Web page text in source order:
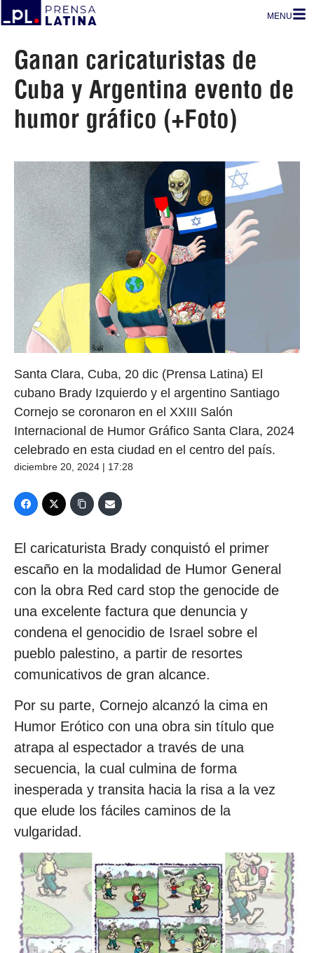
MENU
Ganan caricaturistas de
Cuba y Argentina evento de
humor gráfico (+Foto)
Santa Clara, Cuba, 20 dic (Prensa Latina) El
cubano Brady Izquierdo y el argentino Santiago
Cornejo se coronaron en el XXIII Salón
Internacional de Humor Gráfico Santa Clara, 2024
celebrado en esta ciudad en el centro del país.
diciembre 20, 2024 | 17:28
El caricaturista Brady conquistó el primer
escaño en la modalidad de Humor General
con la obra Red card stop the genocide de
una excelente factura que denuncia y
condena el genocidio de Israel sobre el
pueblo palestino, a partir de resortes
comunicativos de gran alcance.
Por su parte, Cornejo alcanzó la cima en
Humor Erótico con una obra sin título que
atrapa al espectador a través de una
secuencia, la cual culmina de forma
inesperada y transita hacia la risa a la vez
que elude los fáciles caminos de la
vulgaridad.